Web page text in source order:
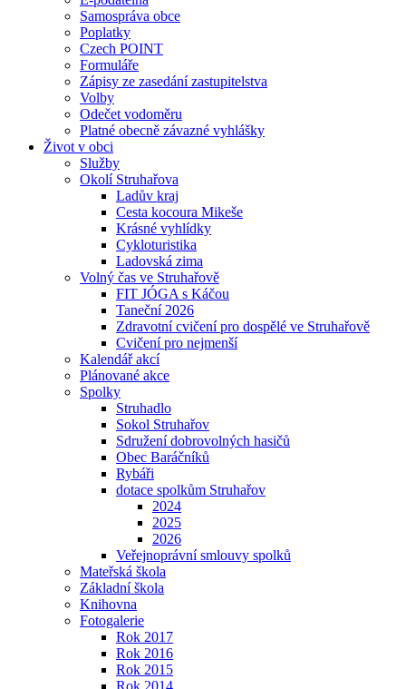
Samospráva obce
Poplatky
Czech POINT
Formuláře
Zápisy ze zasedání zastupitelstva
Volby
Odečet vodoměru
Platné obecně závazné vyhlášky
Život v obci
Služby
Okolí Struhařova
Ladův kraj
Cesta kocoura Mikeše
Krásné vyhlídky
Cykloturistika
Ladovská zima
Volný čas ve Struhařově
FIT JÓGA s Káčou
Taneční 2026
Zdravotní cvičení pro dospělé ve Struhařově
Cvičení pro nejmenší
Kalendář akcí
Plánované akce
Spolky
Struhadlo
Sokol Struhařov
Sdružení dobrovolných hasičů
Obec Baráčníků
Rybáři
dotace spolkům Struhařov
2024
2025
2026
Veřejnoprávní smlouvy spolků
Mateřská škola
Základní škola
Knihovna
Fotogalerie
Rok 2017
Rok 2016
Rok 2015
Rok 2014